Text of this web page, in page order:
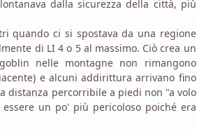
dalla sicurezza della città, più
quando ci si spostava da una regione
di LI 4 o 5 al massimo. Ciò crea un
nelle montagne non rimangono
e alcuni addirittura arrivano fino
distanza percorribile a piedi non "a volo
un po' più pericoloso poiché era